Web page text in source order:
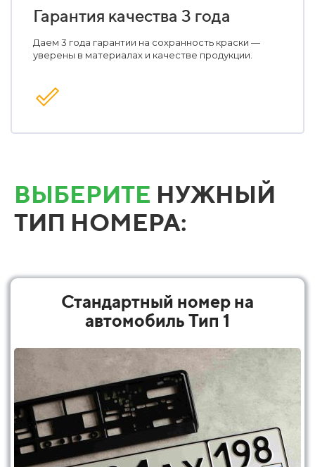
Гарантия качества 3 года
Даем 3 года гарантии на сохранность краски —
уверены в материалах и качестве продукции.
ВЫБЕРИТЕ НУЖНЫЙ
ТИП НОМЕРА:
Стандартный номер на
автомобиль Тип 1